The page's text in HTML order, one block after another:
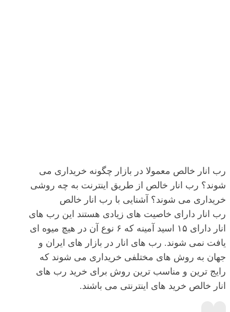
رب انار خالص معمولا در بازار چگونه خریداری می
شوند؟ رب انار خالص از طریق اینترنت به چه روشی
خریداری می شوند؟ آشنایی با رب انار خالص
رب انار دارای خاصیت های زیادی هستند این رب های
انار دارای ۱۵ اسید آمینه که ۶ نوع آن در هیچ میوه ای
یافت نمی شوند. رب های انار در بازار های ایران و
جهان به روش های مختلفی خریداری می شوند که
رایج ترین و مناسب ترین روش برای خرید رب های
انار خالص خرید های اینترنتی می باشند.